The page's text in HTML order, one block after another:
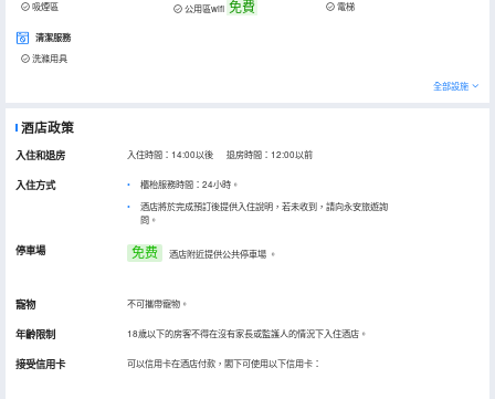
吸煙區 公用區wifi 免費 電梯
清潔服務
洗滌用具
全部設施
酒店政策
入住和退房 入住時間：14:00以後 退房時間：12:00以前
入住方式
櫃枱服務時間：24小時。
酒店將於完成預訂後提供入住說明，若未收到，請向永安旅遊詢
問。
停車場 免费 酒店附近提供公共停車場 。
寵物 不可攜帶寵物。
年齡限制 18歲以下的房客不得在沒有家長或監護人的情況下入住酒店。
接受信用卡 可以信用卡在酒店付款，閣下可使用以下信用卡：